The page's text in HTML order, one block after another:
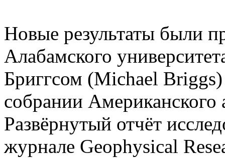
Новые результаты были
Алабамского
Бриггсом (Michael
собрании Американского
Развёрнутый отчёт
журнале Geophysical